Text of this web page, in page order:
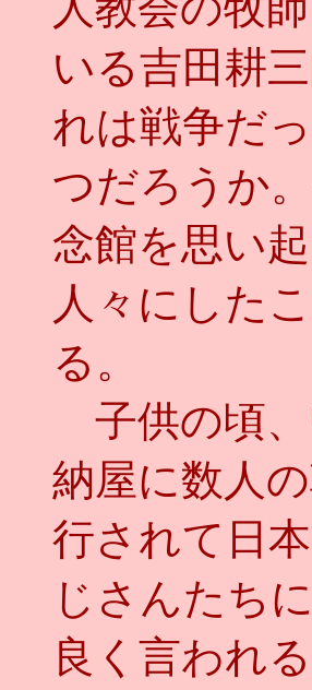
いる吉田耕
れは戦争だ
つだろうか
念館を思い
人々にした
る。
子供の頃、
納屋に数人
行されて日
じさんたち
良く言われ